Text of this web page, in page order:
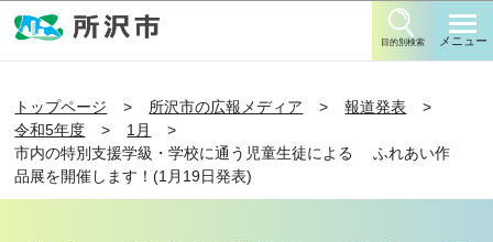
目的別検索 メニュー
トップページ 所沢市の広報メディア
報道発表
令和5年度
1月
市内の特別支援学級・学校に通う児童生徒による ふれあい作
品展を開催します！(1月19日発表)